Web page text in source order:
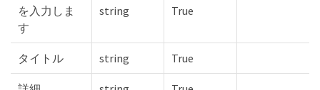
を入力しま
す
string True
タイトル string True